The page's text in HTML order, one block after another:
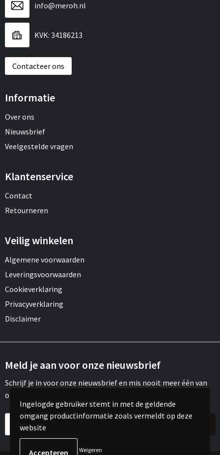
info@meroh.nl
KVK: 34186213
Contacteer ons
Informatie
Over ons
Nieuwsbrief
Veelgestelde vragen
Klantenservice
Contact
Retourneren
Veilig winkelen
Algemene voorwaarden
Leveringsvoorwaarden
Cookieverklaring
Privacyverklaring
Disclaimer
Meld je aan voor onze nieuwsbrief
Schrijf je in voor onze nieuwsbrief en mis nooit meer één van
onze leuke aanbiedingen of updates.
Ingelogde gebruiker stemt in met de geldende
omgang productinformatie zoals vermeldt op deze
website
Weigeren